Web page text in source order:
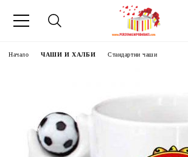
Начало ЧАШИ И ХАЛБИ Стандартни чаши